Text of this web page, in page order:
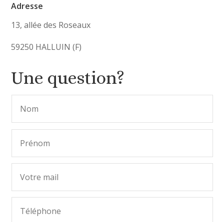
Adresse
13, allée des Roseaux
59250 HALLUIN (F)
Une question?